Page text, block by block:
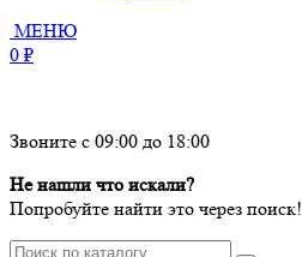
МЕНЮ
0 ₽
Звоните с 09:00 до 18:00
Не нашли что искали?
Попробуйте найти это через поиск!